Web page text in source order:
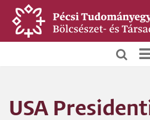
Ugrás
tartalomra
USA